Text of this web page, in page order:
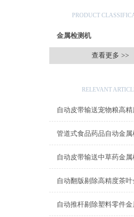
PRODUCT
金属检测机
查看更多 >>
RELEVANT